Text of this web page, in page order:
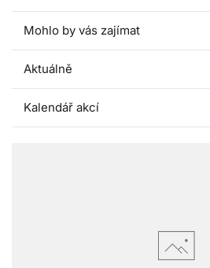
Mohlo by vás zajímat
Aktuálně
Kalendář akcí